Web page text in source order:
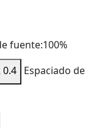
fuente:100%
0.4 Espaciado de